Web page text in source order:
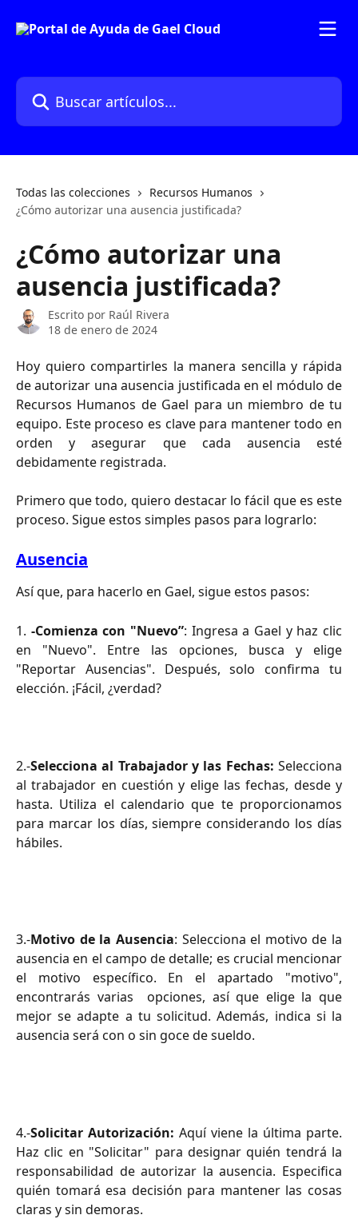
Buscar artículos...
Todas las colecciones
Recursos Humanos
¿Cómo autorizar una ausencia justificada?
¿Cómo autorizar una
ausencia justificada?
Escrito por Raúl Rivera
18 de enero de 2024
Hoy quiero compartirles la manera sencilla y rápida
de autorizar una ausencia justificada en el módulo de
Recursos Humanos de Gael para un miembro de tu
equipo. Este proceso es clave para mantener todo en
orden y asegurar que cada ausencia esté
debidamente registrada.
Primero que todo, quiero destacar lo fácil que es este
proceso. Sigue estos simples pasos para lograrlo:
Ausencia
Así que, para hacerlo en Gael, sigue estos pasos:
1. -Comienza con "Nuevo”: Ingresa a Gael y haz clic
en "Nuevo". Entre las opciones, busca y elige
"Reportar Ausencias". Después, solo confirma tu
elección. ¡Fácil, ¿verdad?
2.-Selecciona al Trabajador y las Fechas: Selecciona
al trabajador en cuestión y elige las fechas, desde y
hasta. Utiliza el calendario que te proporcionamos
para marcar los días, siempre considerando los días
hábiles.
3.-Motivo de la Ausencia: Selecciona el motivo de la
ausencia en el campo de detalle; es crucial mencionar
el motivo específico. En el apartado "motivo",
encontrarás varias opciones, así que elige la que
mejor se adapte a tu solicitud. Además, indica si la
ausencia será con o sin goce de sueldo.
4.-Solicitar Autorización: Aquí viene la última parte.
Haz clic en "Solicitar" para designar quién tendrá la
responsabilidad de autorizar la ausencia. Especifica
quién tomará esa decisión para mantener las cosas
claras y sin demoras.